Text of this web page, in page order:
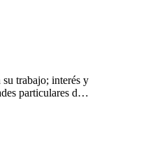
trabajo; interés y
particulares de